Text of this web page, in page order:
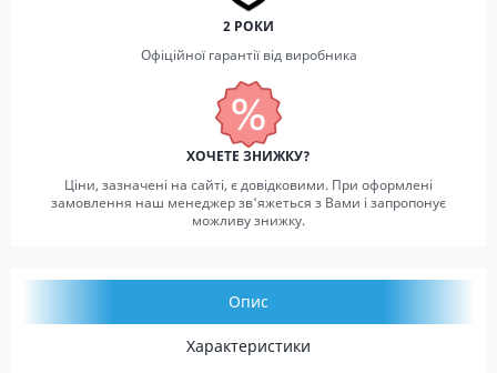
2 РОКИ
Офіційної гарантії від виробника
ХОЧЕТЕ ЗНИЖКУ?
Ціни, зазначені на сайті, є довідковими. При оформлені
замовлення наш менеджер зв'яжеться з Вами і запропонує
можливу знижку.
Опис
Характеристики